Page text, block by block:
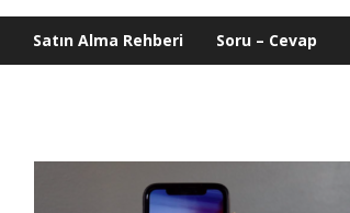
Satın Alma Rehberi Soru – Cevap